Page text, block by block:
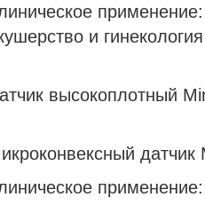
и гинекология
высокоплотный
датчик